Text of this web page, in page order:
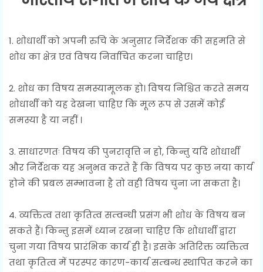
1. शोधार्थी को अपनी रुचि के अनुसार निर्देशक की सहमति से
शोध का क्षेत्र एवं विषय निर्वाचित करना चाहिए।
2. शोध का विषय समस्यामूलक हो। विषय निश्चित करते समय
शोधार्थी को यह देखना चाहिए कि मूल रूप से उसमें कोई
समस्या है या नहीं ।
3. साधारणतः विषय की पुनरावृत्ति न हो, किन्तु यदि शोधार्थी
और निर्देशक यह अनुभव करते हैं कि विषय पर कुछ नया कार्य
होने की प्रबल सम्भावना है तो वही विषय चुना जा सकता है।
4. व्यक्तित्व तथा कृतित्व सम्वन्धी प्रसंग भी शोध के विषय बन
सकते हैं। किन्तु इसमें ध्यान रखना चाहिए कि शोधार्थी द्वारा
चुना गया विषय प्रारंभिक कार्य ही है। इसके अतिरिक्त व्यक्तित्व
तथा कृतित्व में परस्पर कारण-कार्य सम्बन्ध स्थापित करने का